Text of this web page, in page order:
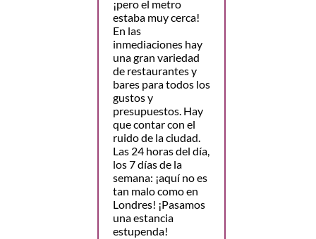
¡pero el metro
estaba muy cerca!
En las
inmediaciones hay
una gran variedad
de restaurantes y
bares para todos los
gustos y
presupuestos. Hay
que contar con el
ruido de la ciudad.
Las 24 horas del día,
los 7 días de la
semana: ¡aquí no es
tan malo como en
Londres! ¡Pasamos
una estancia
estupenda!